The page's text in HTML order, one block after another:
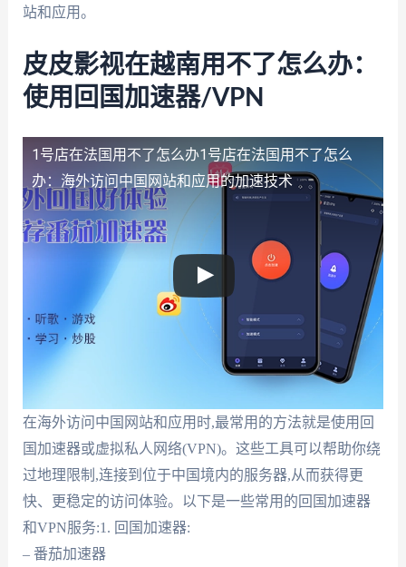
站和应用。
皮皮影视在越南用不了怎么办：
使用回国加速器/VPN
1号店在法国用不了怎么办1号店在法国用不了怎么
办：海外访问中国网站和应用的加速技术
在海外访问中国网站和应用时,最常用的方法就是使用回
国加速器或虚拟私人网络(VPN)。这些工具可以帮助你绕
过地理限制,连接到位于中国境内的服务器,从而获得更
快、更稳定的访问体验。以下是一些常用的回国加速器
和VPN服务:1. 回国加速器:
– 番茄加速器